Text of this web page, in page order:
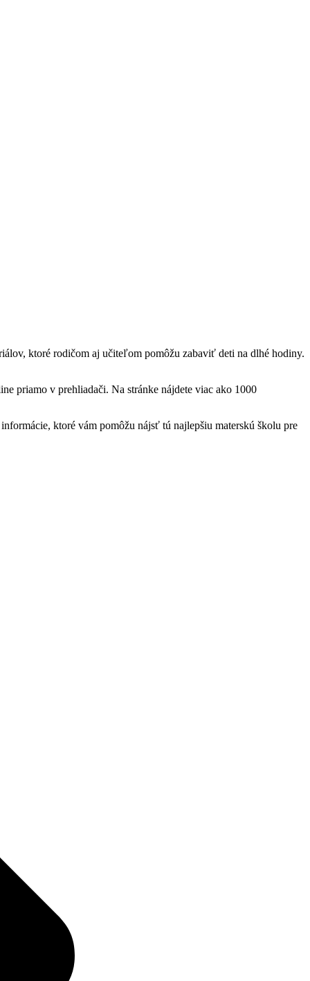
ktoré rodičom aj učiteľom pomôžu zabaviť deti na dlhé hodiny.
priamo v prehliadači. Na stránke nájdete viac ako 1000
ktoré vám pomôžu nájsť tú najlepšiu materskú školu pre